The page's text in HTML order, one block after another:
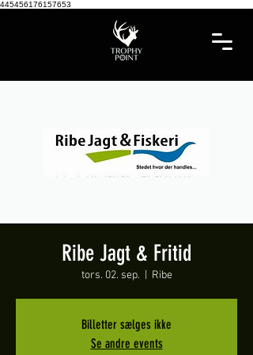
445456176157653
Ribe Jagt & Fritid
tors. 02. sep. Ribe
Billetter sælges ikke
Se andre events